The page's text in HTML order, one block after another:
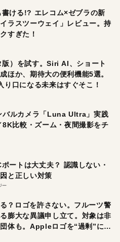
ける!? エレコム×ゼブラの新
ラスツーウェイ」レビュー。持
すぎた！
）を試す。Siri AI、ショート
ほか、期待大の便利機能5選。
口になる未来はすぐそこ！
ルカメラ「Luna Ultra」実践
8K比較・ズーム・夜間撮影をチ
ートは大丈夫？ 認識しない・
と正しい対策
ー
？ロゴを許さない。フルーツ警
膨大な異議申し立て。対象は非
体も。Appleロゴを“過剰”に守